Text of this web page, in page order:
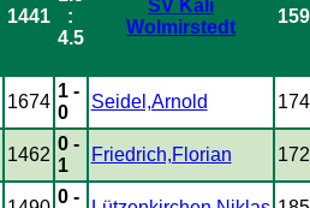
1441
:
4.5
SV Kali
Wolmirstedt
1674
1 -
0
Seidel,Arnold
1462
0 -
1
Friedrich,Florian
0 -